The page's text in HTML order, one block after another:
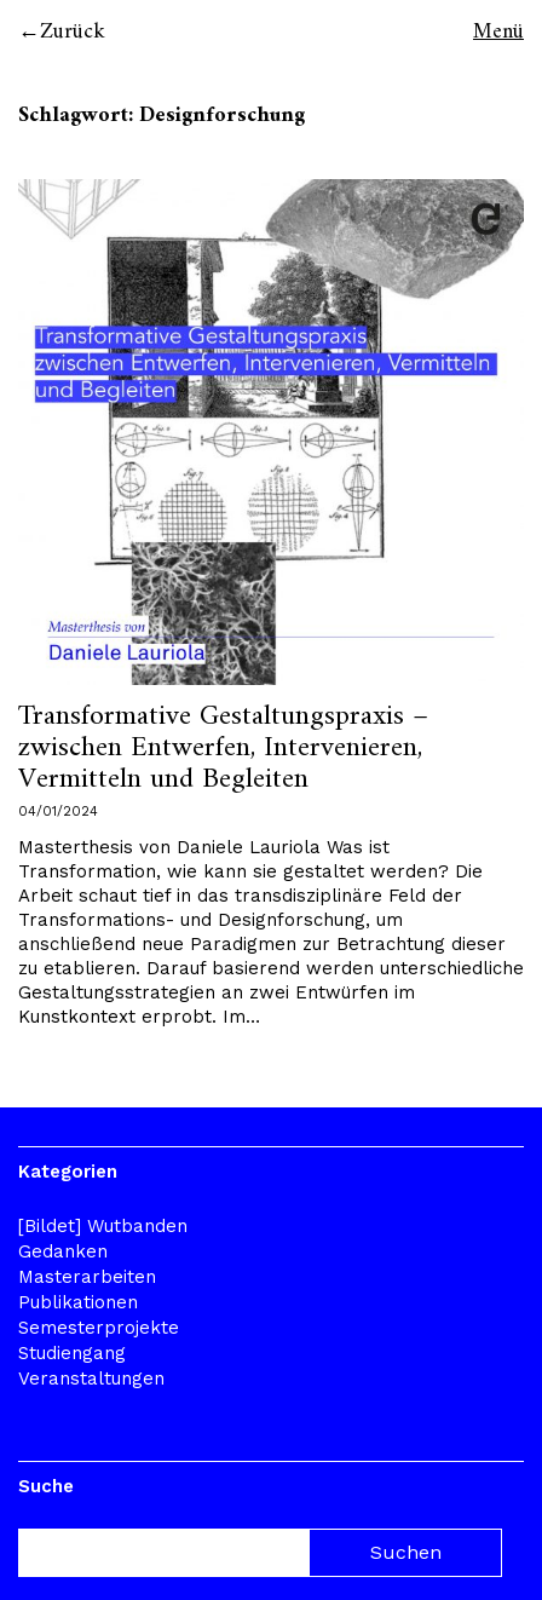
Zurück Menü
Schlagwort:Designforschung
Transformative Gestaltungspraxis –
zwischen Entwerfen, Intervenieren,
Vermitteln und Begleiten
04/01/2024
Masterthesis von Daniele Lauriola Was ist
Transformation, wie kann sie gestaltet werden? Die
Arbeit schaut tief in das transdisziplinäre Feld der
Transformations- und Designforschung, um
anschließend neue Paradigmen zur Betrachtung dieser
zu etablieren. Darauf basierend werden unterschiedliche
Gestaltungsstrategien an zwei Entwürfen im
Kunstkontext erprobt. Im…
Kategorien
[Bildet] Wutbanden
Gedanken
Masterarbeiten
Publikationen
Semesterprojekte
Studiengang
Veranstaltungen
Suche